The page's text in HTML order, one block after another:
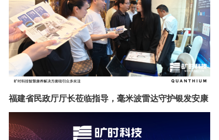
福建省民政厅厅长莅临指导，毫米波雷达守护银发安康